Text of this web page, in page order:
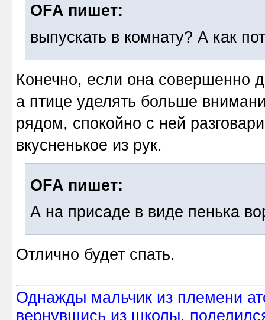
OFA пишет:
выпускать в комнату? А как
Конечно, если она совершенно
а птице уделять больше
рядом, спокойно с ней
вкусненькое из рук.
OFA пишет:
А на присаде в виде пенька
Отлично будет спать.
Однажды мальчик из племени
вернувшись из школы,